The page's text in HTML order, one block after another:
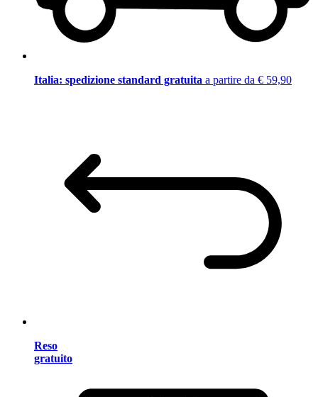
Italia: spedizione standard gratuita a partire da € 59,90
Reso
gratuito